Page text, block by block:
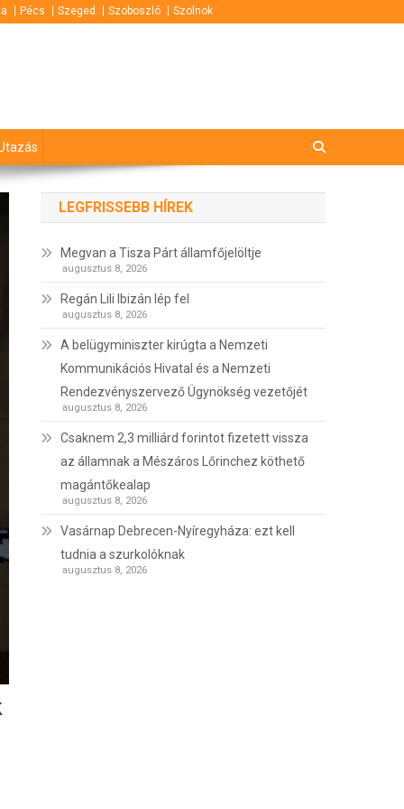
Pécs Szeged Szoboszló Szolnok
LEGFRISSEBB HÍREK
Megvan a Tisza Párt államfőjelöltje
augusztus 8, 2026
Regán Lili Ibizán lép fel
augusztus 8, 2026
A belügyminiszter kirúgta a Nemzeti
Kommunikációs Hivatal és a Nemzeti
Rendezvényszervező Ügynökség vezetőjét
augusztus 8, 2026
Csaknem 2,3 milliárd forintot fizetett vissza
az államnak a Mészáros Lőrinchez köthető
magántőkealap
augusztus 8, 2026
Vasárnap Debrecen-Nyíregyháza: ezt kell
tudnia a szurkolóknak
augusztus 8, 2026